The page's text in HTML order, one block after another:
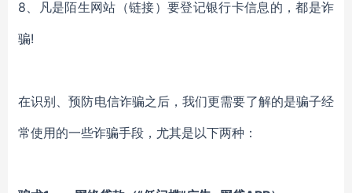
8、凡是陌生网站（链接）要登记银行卡信息的，都是诈
骗!
在识别、预防电信诈骗之后，我们更需要了解的是骗子经
常使用的一些诈骗手段，尤其是以下两种：